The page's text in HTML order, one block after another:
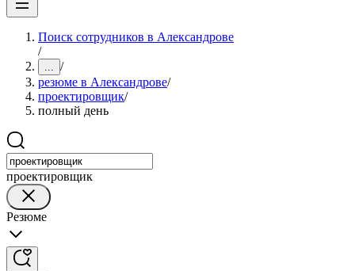
Поиск сотрудников в Александрове
/
... /
резюме в Александрове/
проектировщик/
полный день
проектировщик
Резюме